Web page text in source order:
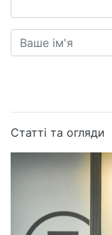
Статті та огляди